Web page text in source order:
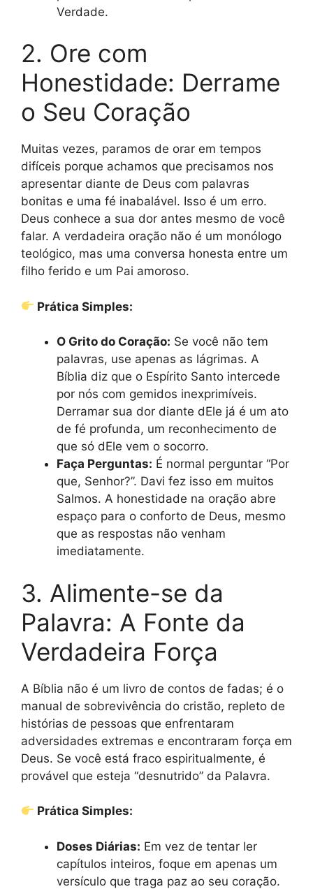
Verdade.
2. Ore com
Honestidade: Derrame
o Seu Coração
Muitas vezes, paramos de orar em tempos
difíceis porque achamos que precisamos nos
apresentar diante de Deus com palavras
bonitas e uma fé inabalável. Isso é um erro.
Deus conhece a sua dor antes mesmo de você
falar. A verdadeira oração não é um monólogo
teológico, mas uma conversa honesta entre um
filho ferido e um Pai amoroso.
Prática Simples:
O Grito do Coração: Se você não tem
palavras, use apenas as lágrimas. A
Bíblia diz que o Espírito Santo intercede
por nós com gemidos inexprimíveis.
Derramar sua dor diante dEle já é um ato
de fé profunda, um reconhecimento de
que só dEle vem o socorro.
Faça Perguntas: É normal perguntar “Por
que, Senhor?”. Davi fez isso em muitos
Salmos. A honestidade na oração abre
espaço para o conforto de Deus, mesmo
que as respostas não venham
imediatamente.
3. Alimente-se da
Palavra: A Fonte da
Verdadeira Força
A Bíblia não é um livro de contos de fadas; é o
manual de sobrevivência do cristão, repleto de
histórias de pessoas que enfrentaram
adversidades extremas e encontraram força em
Deus. Se você está fraco espiritualmente, é
provável que esteja “desnutrido” da Palavra.
Prática Simples:
Doses Diárias: Em vez de tentar ler
capítulos inteiros, foque em apenas um
versículo que traga paz ao seu coração.